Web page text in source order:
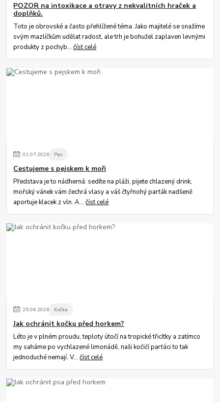
POZOR na intoxikace a otravy z nekvalitních hraček a
doplňků.
Toto je obrovské a často přehlížené téma. Jako majitelé se snažíme
svým mazlíčkům udělat radost, ale trh je bohužel zaplaven levnými
produkty z pochyb...číst celé
01.07.2026 Pes
Cestujeme s pejskem k moři
Představa je to nádherná: sedíte na pláži, pijete chlazený drink,
mořský vánek vám čechrá vlasy a váš čtyřnohý parťák nadšeně
aportuje klacek z vln. A...číst celé
25.06.2026 Kočka
Jak ochránit kočku před horkem?
Léto je v plném proudu, teploty útočí na tropické třicítky a zatímco
my saháme po vychlazené limonádě, naši kočičí parťáci to tak
jednoduché nemají. V...číst celé